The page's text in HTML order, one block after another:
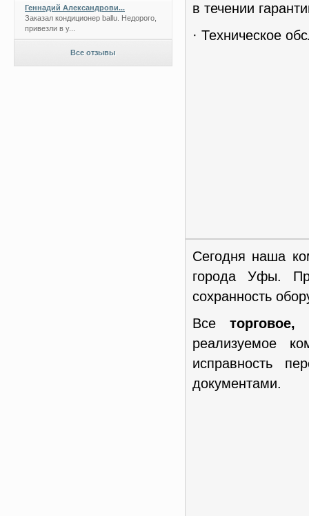
в течении
· Техническое
Сегодня наша
города Уфы.
сохранность
Все торговое,
реализуемое
исправность
документами.
Геннадий Александрови...
Заказал кондиционер ballu. Недорого,
привезли в у...
Все отзывы